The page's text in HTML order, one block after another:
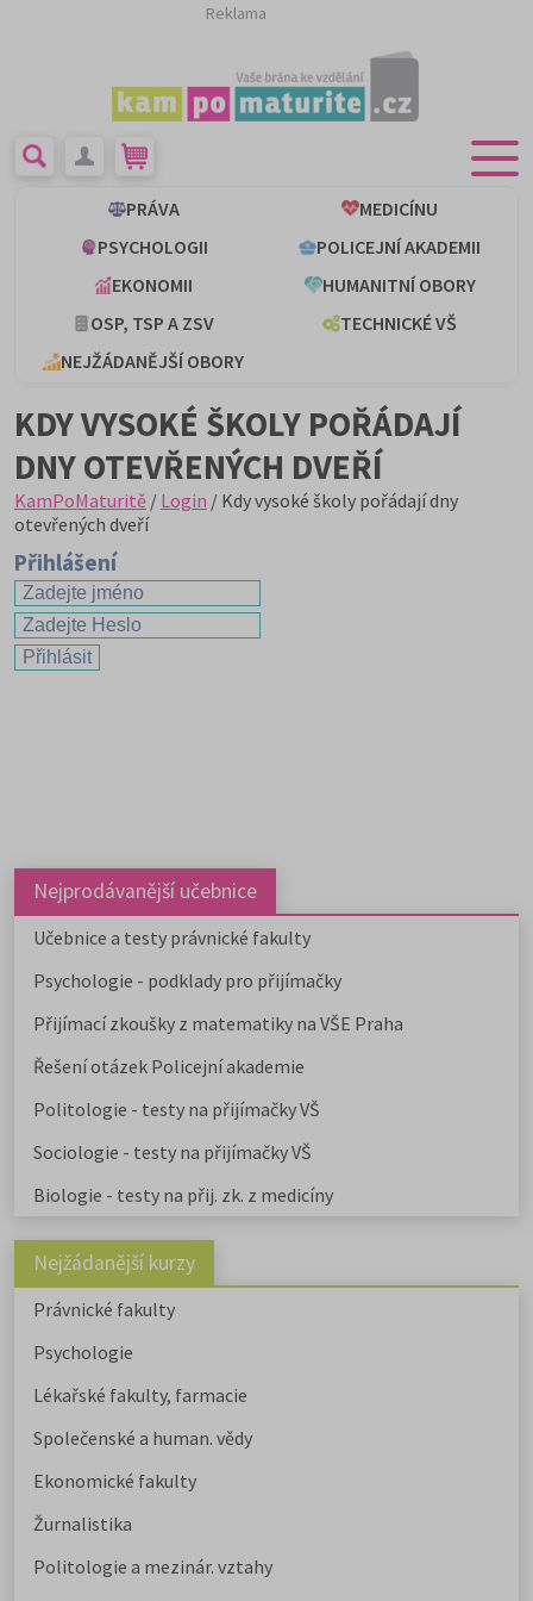
Reklama
PRÁVA
MEDICÍNU
PSYCHOLOGII
POLICEJNÍ AKADEMII
EKONOMII
HUMANITNÍ OBORY
OSP, TSP A ZSV
TECHNICKÉ VŠ
NEJŽÁDANĚJŠÍ OBORY
KDY VYSOKÉ ŠKOLY POŘÁDAJÍ
DNY OTEVŘENÝCH DVEŘÍ
KamPoMaturitě / Login / Kdy vysoké školy pořádají dny
otevřených dveří
Přihlášení
Nejprodávanější učebnice
Učebnice a testy právnické fakulty
Psychologie - podklady pro přijímačky
Přijímací zkoušky z matematiky na VŠE Praha
Řešení otázek Policejní akademie
Politologie - testy na přijímačky VŠ
Sociologie - testy na přijímačky VŠ
Biologie - testy na přij. zk. z medicíny
Nejžádanější kurzy
Právnické fakulty
Psychologie
Lékařské fakulty, farmacie
Společenské a human. vědy
Ekonomické fakulty
Žurnalistika
Politologie a mezinár. vztahy